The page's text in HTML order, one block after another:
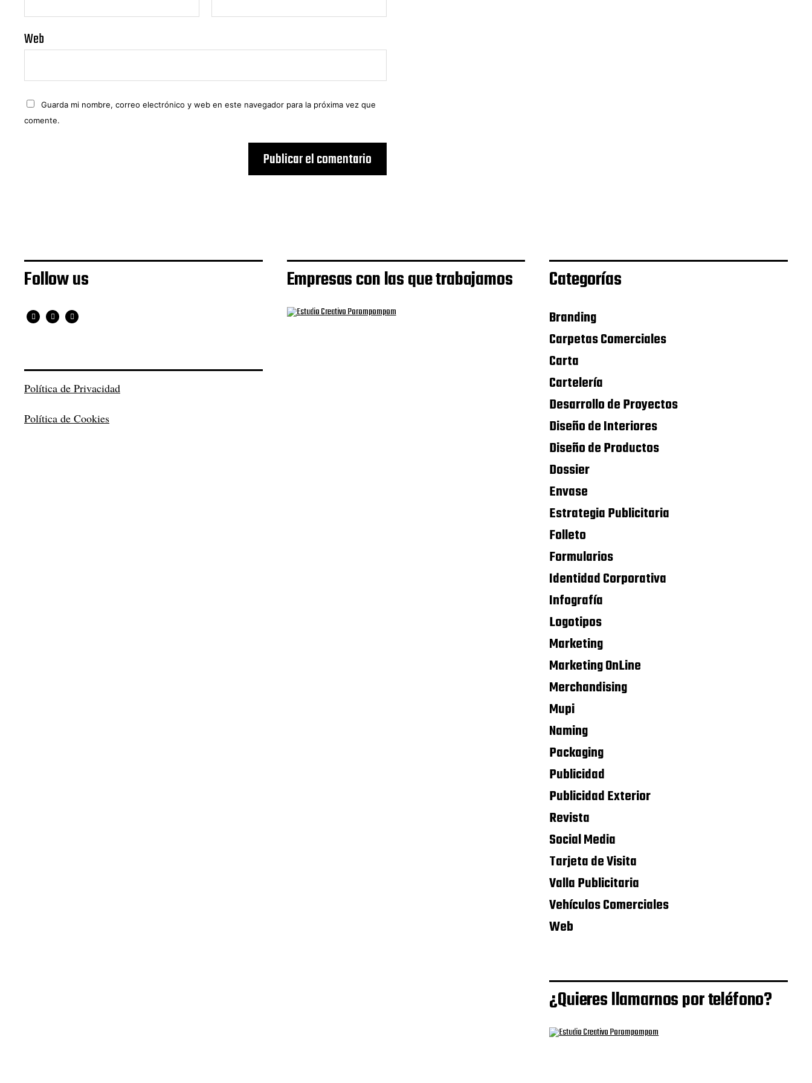
Web
Guarda mi nombre, correo electrónico y web en este navegador para la próxima vez que
comente.
Follow us
Política de Privacidad
Política de Cookies
Empresas con las que trabajamos Categorías
Branding
Carpetas Comerciales
Carta
Cartelería
Desarrollo de Proyectos
Diseño de Interiores
Diseño de Productos
Dossier
Envase
Estrategia Publicitaria
Folleto
Formularios
Identidad Corporativa
Infografía
Logotipos
Marketing
Marketing OnLine
Merchandising
Mupi
Naming
Packaging
Publicidad
Publicidad Exterior
Revista
Social Media
Tarjeta de Visita
Valla Publicitaria
Vehículos Comerciales
Web
¿Quieres llamarnos por teléfono?